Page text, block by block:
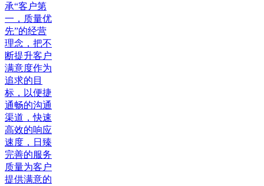
承“客户第
一，质量优
先”的经营
理念，把不
断提升客户
满意度作为
追求的目
标，以便捷
通畅的沟通
渠道，快速
高效的响应
速度，日臻
完善的服务
质量为客户
提供满意的